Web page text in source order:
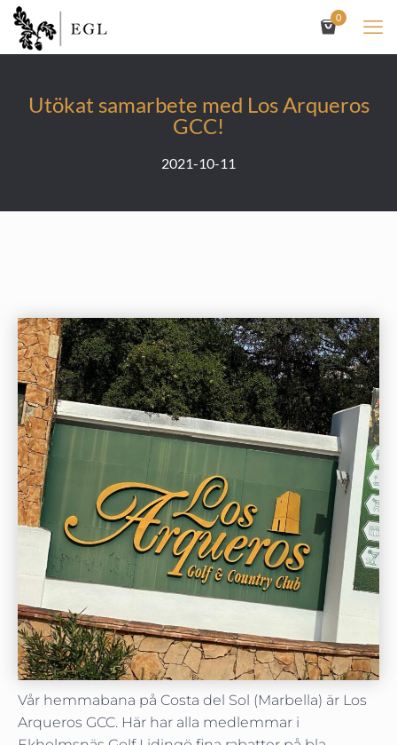
0
Utökat samarbete med Los Arqueros
GCC!
2021-10-11
Vår hemmabana på Costa del Sol (Marbella) är Los
Arqueros GCC. Här har alla medlemmar i